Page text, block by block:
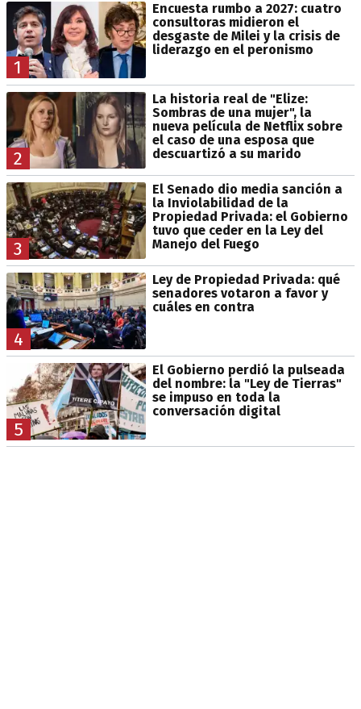
1
Encuesta rumbo a 2027: cuatro
consultoras midieron el
desgaste de Milei y la crisis de
liderazgo en el peronismo
2
La historia real de "Elize:
Sombras de una mujer", la
nueva película de Netflix sobre
el caso de una esposa que
descuartizó a su marido
3
El Senado dio media sanción a
la Inviolabilidad de la
Propiedad Privada: el Gobierno
tuvo que ceder en la Ley del
Manejo del Fuego
4
Ley de Propiedad Privada: qué
senadores votaron a favor y
cuáles en contra
5
El Gobierno perdió la pulseada
del nombre: la "Ley de Tierras"
se impuso en toda la
conversación digital